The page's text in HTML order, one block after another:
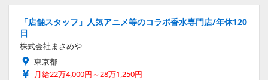
「店舗スタッフ」人気アニメ等のコラボ香水専門店/年休120
日
株式会社まさめや
東京都
月給22万4,000円～28万1,250円